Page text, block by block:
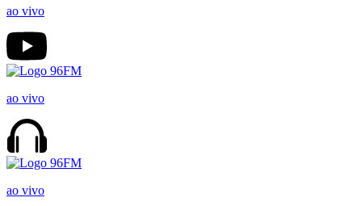
ao vivo
ao vivo
ao vivo